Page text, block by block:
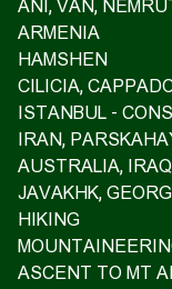
ANI, VAN,
ARMENIA
HAMSHEN
CILICIA,
ISTANBUL -
IRAN,
AUSTRALIA,
JAVAKHK,
HIKING
ASCENT TO MT